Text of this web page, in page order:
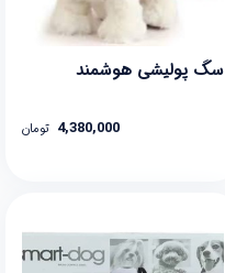
سگ پولیشی هوشمند
4,380,000 تومان